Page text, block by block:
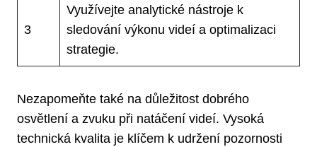
3
Využívejte analytické nástroje k
sledování výkonu videí a optimalizaci
strategie.
Nezapomeňte také na důležitost dobrého
osvětlení a zvuku při natáčení videí. Vysoká
technická kvalita je klíčem k udržení pozornosti